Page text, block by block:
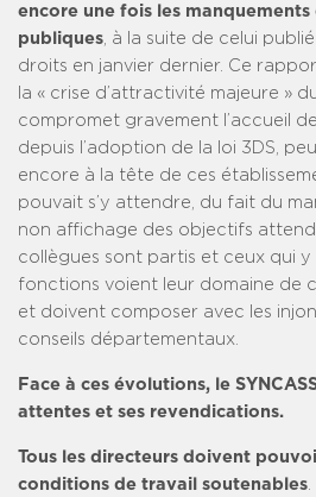
encore une fois les
publiques , à la suite de celui
droits en janvier dernier. Ce
la « crise d’attractivité majeure »
compromet gravement l’accueil
depuis l’adoption de la loi 3DS,
encore à la tête de ces
pouvait s’y attendre, du fait du
non affichage des objectifs
collègues sont partis et ceux qui
fonctions voient leur domaine de
et doivent composer avec les
conseils départementaux.
Face à ces évolutions, le
attentes et ses revendications.
Tous les directeurs doivent
conditions de travail soutenables